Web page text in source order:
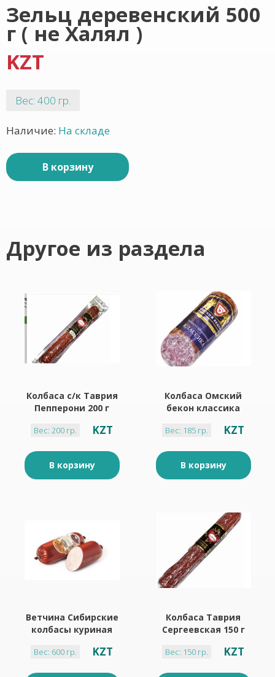
Зельц деревенский 500
г ( не Халял )
KZT
Вес: 400 гр.
Наличие: На складе
В корзину
Другое из раздела
Колбаса с/к Таврия
Пепперони 200 г
Вес: 200 гр. KZT
В корзину
Колбаса Омский
бекон классика
Вес: 185 гр. KZT
В корзину
Ветчина Сибирские
колбасы куриная
Вес: 600 гр. KZT
Колбаса Таврия
Сергеевская 150 г
Вес: 150 гр. KZT